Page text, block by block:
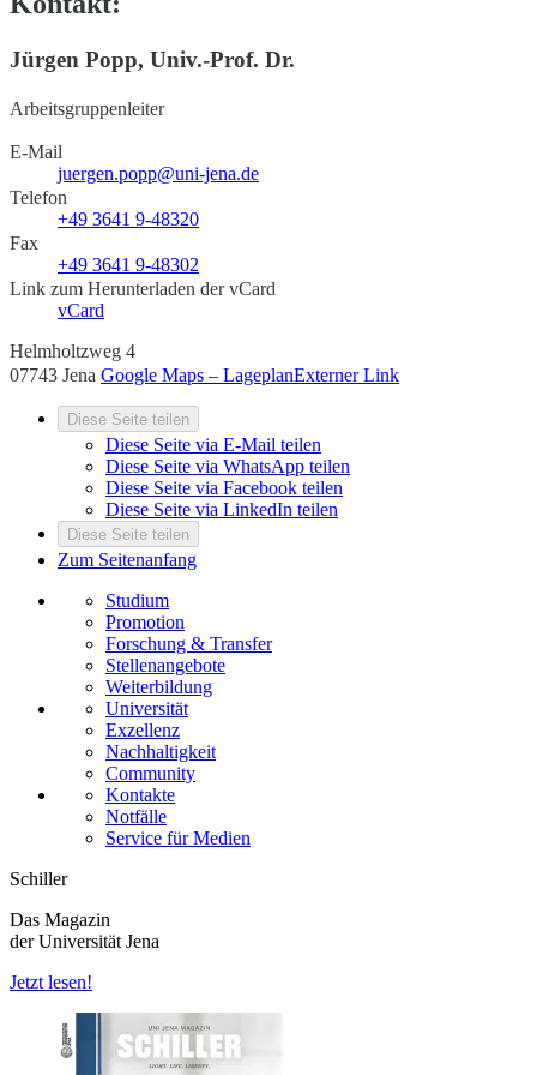
Jürgen Popp, Univ.-Prof. Dr.
Arbeitsgruppenleiter
E-Mail
juergen.popp@uni-jena.de
Telefon
+49 3641 9-48320
Fax
+49 3641 9-48302
Link zum Herunterladen der vCard
vCard
Helmholtzweg 4
07743 Jena Google Maps – LageplanExterner Link
Diese Seite teilen
Diese Seite via E-Mail teilen
Diese Seite via WhatsApp teilen
Diese Seite via Facebook teilen
Diese Seite via LinkedIn teilen
Diese Seite teilen
Zum Seitenanfang
Studium
Promotion
Forschung & Transfer
Stellenangebote
Weiterbildung
Universität
Exzellenz
Nachhaltigkeit
Community
Kontakte
Notfälle
Service für Medien
Schiller
Das Magazin
der Universität Jena
Jetzt lesen!